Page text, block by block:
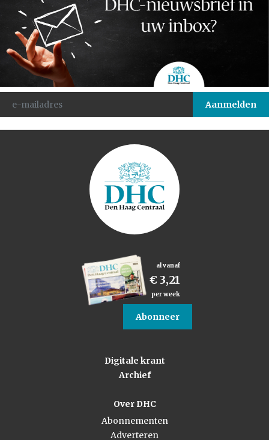
al vanaf
€ 3,21
per week
Abonneer
Digitale krant
Archief
Over DHC
Abonnementen
Adverteren